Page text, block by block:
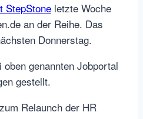
StepStone letzte Woche
an der Reihe. Das
Donnerstag.
genannten Jobportal
gestellt.
Relaunch der HR